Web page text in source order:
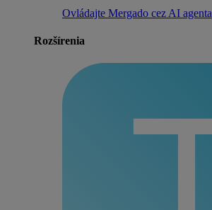
Ovládajte Mergado cez AI agenta
Rozšírenia